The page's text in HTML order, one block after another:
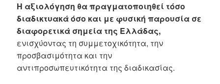
Η αξιολόγηση θα πραγματοποιηθεί τόσο
διαδικτυακά όσο και με φυσική παρουσία σε
διαφορετικά σημεία της Ελλάδας,
ενισχύοντας τη συμμετοχικότητα, την
προσβασιμότητα και την
αντιπροσωπευτικότητα της διαδικασίας.